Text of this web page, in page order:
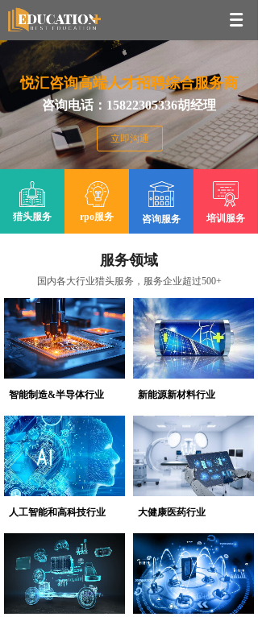
悦汇咨询高端人才招聘综合服务商
咨询电话：15822305336胡经理
立即沟通
培训服务
咨询服务
rpo服务
猎头服务
国内各大行业猎头服务，服务企业超过500+
服务领域
智能制造&半导体行业 新能源新材料行业
人工智能和高科技行业 大健康医药行业